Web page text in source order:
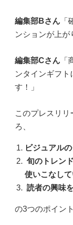
編集部Bさん
ンションが上が
編集部Cさん
ンタインギフト
す！」
このプレスリリ
ろ、
ビジュアル
旬のトレン
使いこなし
読者の興味
の3つのポイン